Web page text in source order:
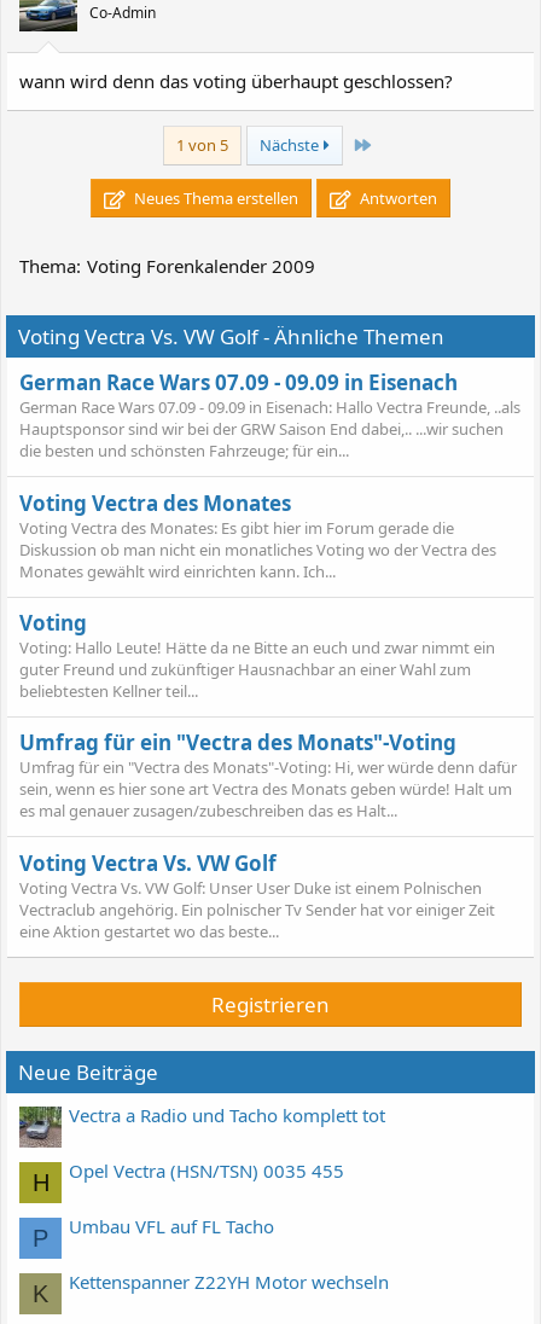
Co-Admin
wann wird denn das voting überhaupt geschlossen?
1 von 5 Nächste Letzte
Neues Thema erstellen Antworten
Thema: Voting Forenkalender 2009
Voting Vectra Vs. VW Golf - Ähnliche Themen
German Race Wars 07.09 - 09.09 in Eisenach
German Race Wars 07.09 - 09.09 in Eisenach: Hallo Vectra Freunde, ..als
Hauptsponsor sind wir bei der GRW Saison End dabei,.. ...wir suchen
die besten und schönsten Fahrzeuge; für ein...
Voting Vectra des Monates
Voting Vectra des Monates: Es gibt hier im Forum gerade die
Diskussion ob man nicht ein monatliches Voting wo der Vectra des
Monates gewählt wird einrichten kann. Ich...
Voting
Voting: Hallo Leute! Hätte da ne Bitte an euch und zwar nimmt ein
guter Freund und zukünftiger Hausnachbar an einer Wahl zum
beliebtesten Kellner teil...
Umfrag für ein "Vectra des Monats"-Voting
Umfrag für ein "Vectra des Monats"-Voting: Hi, wer würde denn dafür
sein, wenn es hier sone art Vectra des Monats geben würde! Halt um
es mal genauer zusagen/zubeschreiben das es Halt...
Voting Vectra Vs. VW Golf
Voting Vectra Vs. VW Golf: Unser User Duke ist einem Polnischen
Vectraclub angehörig. Ein polnischer Tv Sender hat vor einiger Zeit
eine Aktion gestartet wo das beste...
Registrieren
Neue Beiträge
Vectra a Radio und Tacho komplett tot
H Opel Vectra (HSN/TSN) 0035 455
P Umbau VFL auf FL Tacho
K Kettenspanner Z22YH Motor wechseln